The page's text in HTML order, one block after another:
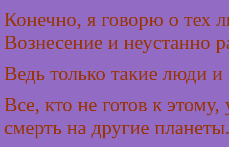
Конечно, я говорю о тех
Вознесение и неустанно
Ведь только такие люди
Все, кто не готов к
смерть на другие